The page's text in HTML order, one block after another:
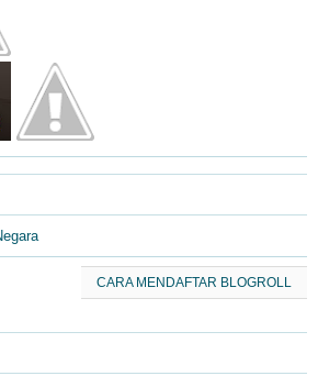
CARA MENDAFTAR BLOGROLL